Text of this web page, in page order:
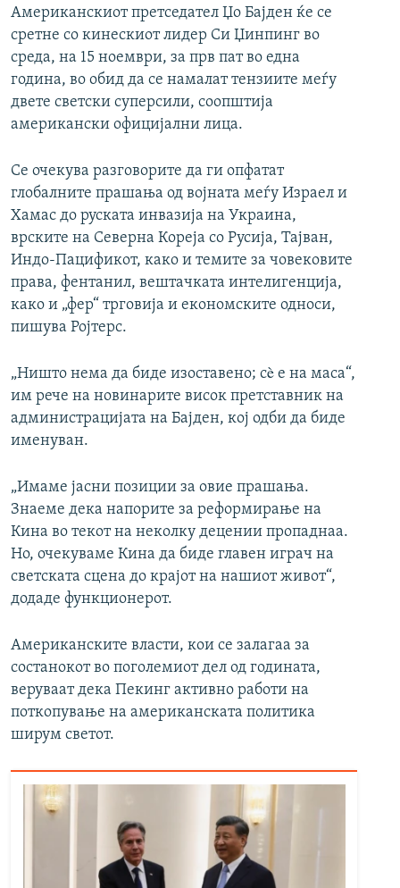
Американскиот претседател Џо Бајден ќе се
сретне со кинескиот лидер Си Џинпинг во
среда, на 15 ноември, за прв пат во една
година, во обид да се намалат тензиите меѓу
двете светски суперсили, соопштија
американски официјални лица.
Се очекува разговорите да ги опфатат
глобалните прашања од војната меѓу Израел и
Хамас до руската инвазија на Украина,
врските на Северна Кореја со Русија, Тајван,
Индо-Пацификот, како и темите за човековите
права, фентанил, вештачката интелигенција,
како и „фер“ трговија и економските односи,
пишува Ројтерс.
„Ништо нема да биде изоставено; сè е на маса“,
им рече на новинарите висок претставник на
администрацијата на Бајден, кој одби да биде
именуван.
„Имаме јасни позиции за овие прашања.
Знаеме дека напорите за реформирање на
Кина во текот на неколку децении пропаднаа.
Но, очекуваме Кина да биде главен играч на
светската сцена до крајот на нашиот живот“,
додаде функционерот.
Американските власти, кои се залагаа за
состанокот во поголемиот дел од годината,
веруваат дека Пекинг активно работи на
поткопување на американската политика
ширум светот.